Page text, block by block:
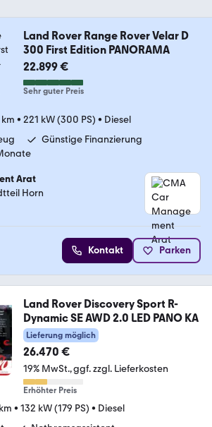
Land Rover Range Rover Velar D
300 First Edition PANORAMA
22.899 €
Sehr guter Preis
km • 221 kW (300 PS) • Diesel
Günstige Finanzierung
Arat
Horn
Kontakt Parken
Land Rover Discovery Sport R-
Dynamic SE AWD 2.0 LED PANO KA
Lieferung möglich
26.470 €
19% MwSt. ggf. zzgl. Lieferkosten
Erhöhter Preis
• 132 kW (179 PS) • Diesel